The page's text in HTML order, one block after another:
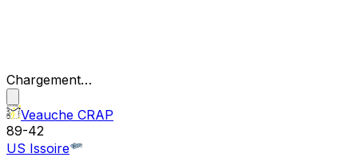
Chargement…
Veauche CRAP
89-42
US Issoire